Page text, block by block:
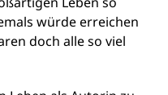
würde erreichen
doch alle so viel